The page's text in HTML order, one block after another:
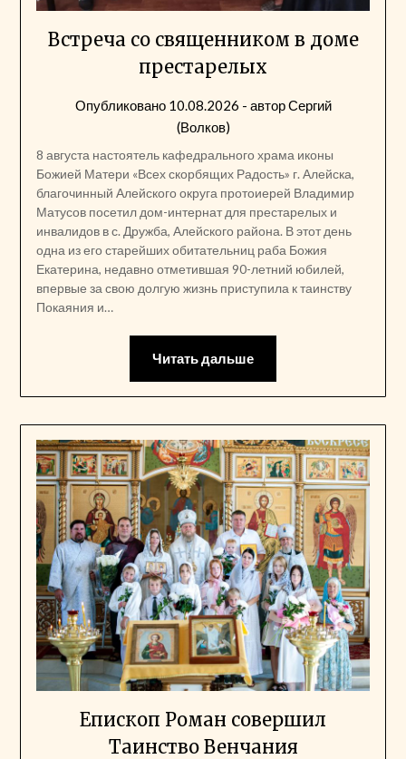
Встреча со священником в доме
престарелых
Опубликовано 10.08.2026 - авторСергий
(Волков)
8 августа настоятель кафедрального храма иконы
Божией Матери «Всех скорбящих Радость» г. Алейска,
благочинный Алейского округа протоиерей Владимир
Матусов посетил дом-интернат для престарелых и
инвалидов в с. Дружба, Алейского района. В этот день
одна из его старейших обитательниц раба Божия
Екатерина, недавно отметившая 90-летний юбилей,
впервые за свою долгую жизнь приступила к таинству
Покаяния и…
Читать дальше
Епископ Роман совершил
Таинство Венчания